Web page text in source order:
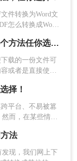
Word时保留格式
件转换为Word文
怎么转换成Word
电脑pdf如何转换成word格式？这3个方法任你选择！看一次就能学会！
载的一份文件可
或者是直接使用
word格式呢？今
。
择！
跨平台、不易被篡
而，在某些情况
怎么转呢？以
法
现，我们网上下